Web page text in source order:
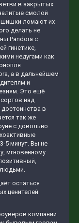
в закрытых
смолой
шишки ломают их
делать не
Pandora c
гинетике,
недугами как
а в дальнейшем
и
Это ещё
над
в
так же
с довольно
5 минут. Вы не
мгновенному
остаться
ценителей
компании